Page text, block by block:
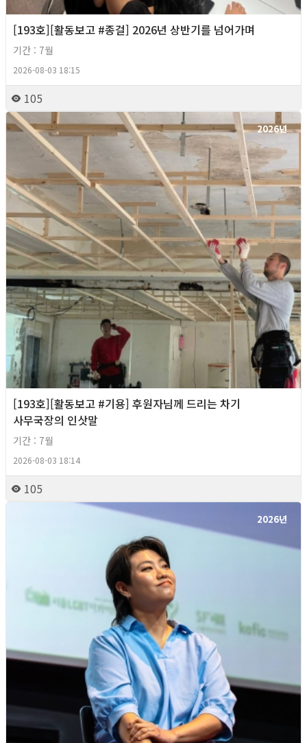
[193호][활동보고 #종걸] 2026년 상반기를 넘어가며
기간 : 7월
2026-08-03 18:15
105
2026년
[193호][활동보고 #기용] 후원자님께 드리는 차기
사무국장의 인삿말
기간 : 7월
2026-08-03 18:14
105
2026년